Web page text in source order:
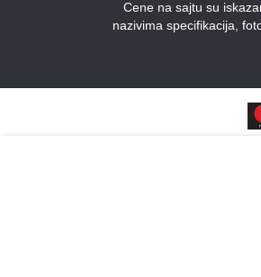
Cene na sajtu su
nazivima specifikacija,